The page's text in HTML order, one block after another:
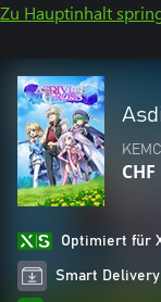
Zu Hauptinhalt
Optimiert für
Smart Delivery